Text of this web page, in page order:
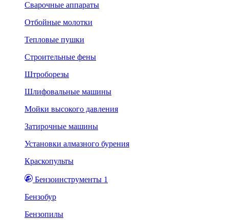
Сварочные аппараты
Отбойные молотки
Тепловые пушки
Строительные фены
Штроборезы
Шлифовальные машины
Мойки высокого давления
Затирочные машины
Установки алмазного бурения
Краскопульты
Бензоинструменты 1
Бензобур
Бензопилы